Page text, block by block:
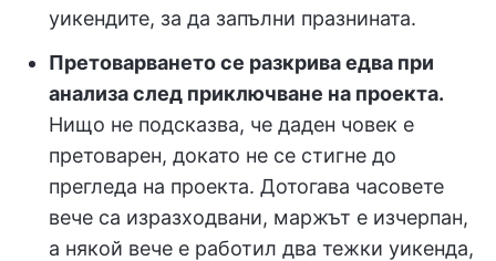
уикендите, за да запълни празнината.
Претоварването се разкрива едва при
анализа след приключване на проекта.
Нищо не подсказва, че даден човек е
претоварен, докато не се стигне до
прегледа на проекта. Дотогава часовете
вече са изразходвани, маржът е изчерпан,
а някой вече е работил два тежки уикенда,